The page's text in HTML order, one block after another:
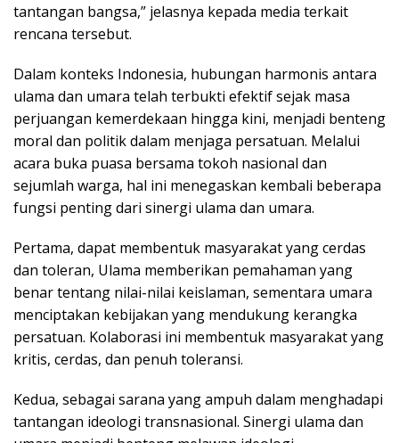
tantangan bangsa,” jelasnya kepada media terkait
rencana tersebut.
Dalam konteks Indonesia, hubungan harmonis antara
ulama dan umara telah terbukti efektif sejak masa
perjuangan kemerdekaan hingga kini, menjadi benteng
moral dan politik dalam menjaga persatuan. Melalui
acara buka puasa bersama tokoh nasional dan
sejumlah warga, hal ini menegaskan kembali beberapa
fungsi penting dari sinergi ulama dan umara.
Pertama, dapat membentuk masyarakat yang cerdas
dan toleran, Ulama memberikan pemahaman yang
benar tentang nilai-nilai keislaman, sementara umara
menciptakan kebijakan yang mendukung kerangka
persatuan. Kolaborasi ini membentuk masyarakat yang
kritis, cerdas, dan penuh toleransi.
Kedua, sebagai sarana yang ampuh dalam menghadapi
tantangan ideologi transnasional. Sinergi ulama dan